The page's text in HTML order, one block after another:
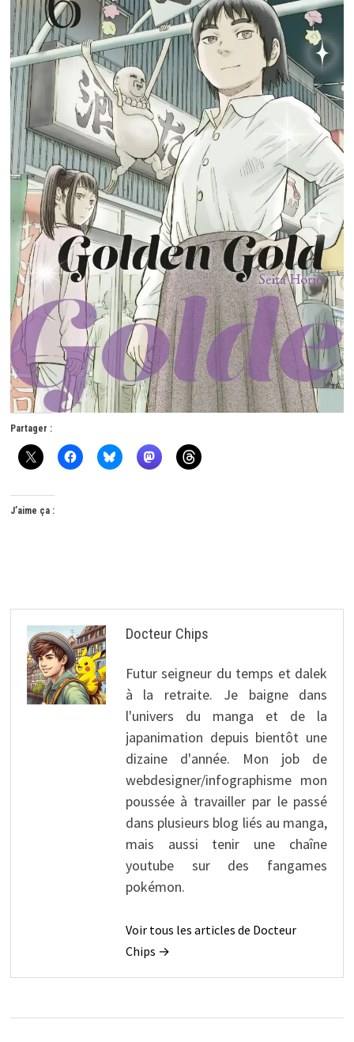
Partager :
J’aime ça :
Docteur Chips
Futur seigneur du temps et dalek
à la retraite. Je baigne dans
l'univers du manga et de la
japanimation depuis bientôt une
dizaine d'année. Mon job de
webdesigner/infographisme mon
poussée à travailler par le passé
dans plusieurs blog liés au manga,
mais aussi tenir une chaîne
youtube sur des fangames
pokémon.
Voir tous les articles de Docteur
Chips →